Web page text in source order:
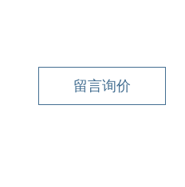
留言询价